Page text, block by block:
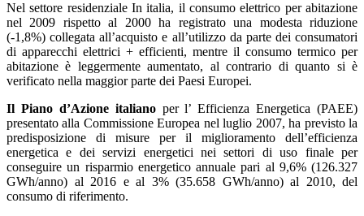
Nel settore residenziale In italia, il consumo elettrico per abitazione
nel 2009 rispetto al 2000 ha registrato una modesta riduzione
(-1,8%) collegata all’acquisto e all’utilizzo da parte dei consumatori
di apparecchi elettrici + efficienti, mentre il consumo termico per
abitazione è leggermente aumentato, al contrario di quanto si è
verificato nella maggior parte dei Paesi Europei.
Il Piano d’Azione italianoper l’ Efficienza Energetica (PAEE)
presentato alla Commissione Europea nel luglio 2007, ha previsto la
predisposizione di misure per il miglioramento dell’efficienza
energetica e dei servizi energetici nei settori di uso finale per
conseguire un risparmio energetico annuale pari al 9,6% (126.327
GWh/anno) al 2016 e al 3% (35.658 GWh/anno) al 2010, del
consumo di riferimento.